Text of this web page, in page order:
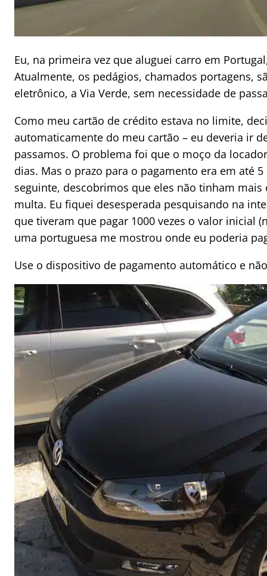
Eu, na primeira vez que aluguei carro em
Atualmente, os pedágios, chamados portagens,
eletrônico, a Via Verde, sem necessidade de
Como meu cartão de crédito estava no limite,
automaticamente do meu cartão – eu deveria ir
passamos. O problema foi que o moço da
dias. Mas o prazo para o pagamento era em até
seguinte, descobrimos que eles não tinham
multa. Eu fiquei desesperada pesquisando na
que tiveram que pagar 1000 vezes o valor inicial
uma portuguesa me mostrou onde eu poderia
Use o dispositivo de pagamento automático e